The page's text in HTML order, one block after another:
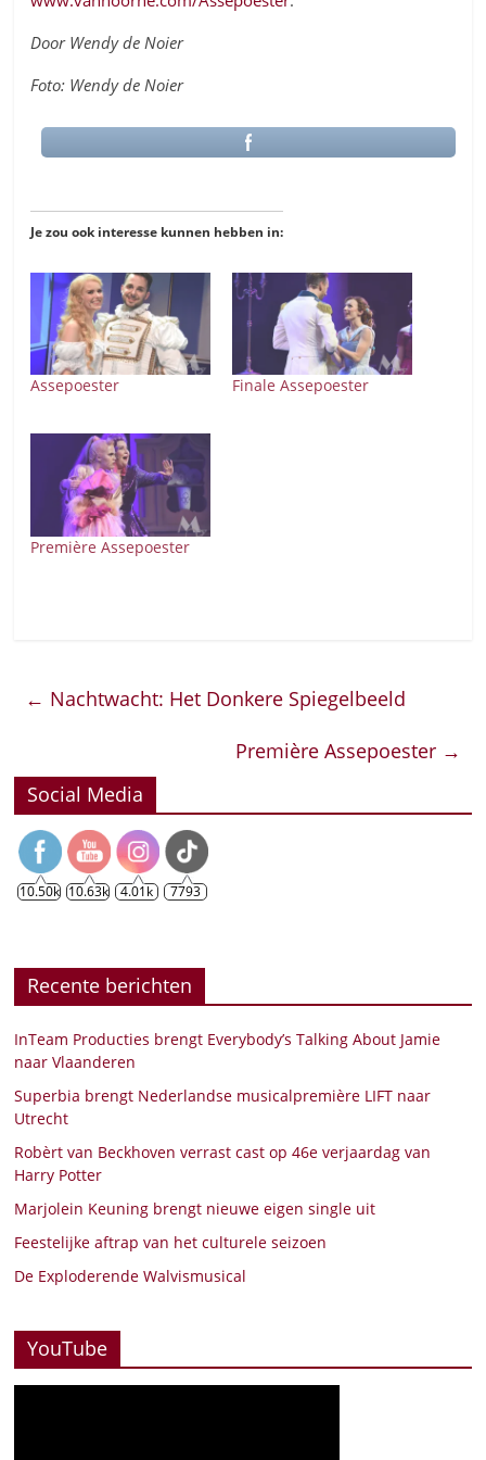
Door Wendy de Noier
Foto: Wendy de Noier
Je zou ook interesse kunnen hebben in:
Assepoester Finale Assepoester
Première Assepoester
← Nachtwacht: Het Donkere Spiegelbeeld
Première Assepoester →
Social Media
10.50k 10.63k 4.01k 7793
Recente berichten
InTeam Producties brengt Everybody’s Talking About Jamie
naar Vlaanderen
Superbia brengt Nederlandse musicalpremière LIFT naar
Utrecht
Robèrt van Beckhoven verrast cast op 46e verjaardag van
Harry Potter
Marjolein Keuning brengt nieuwe eigen single uit
Feestelijke aftrap van het culturele seizoen
De Exploderende Walvismusical
YouTube